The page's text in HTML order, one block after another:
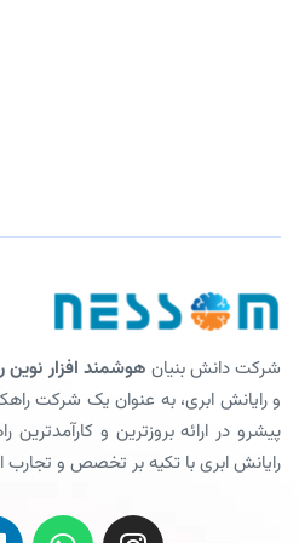
شرکت دانش بنیان هوشمند افزار نوین
پیشرو در ارائه بروزترین و
رایانش ابری با تکیه بر تخصص و